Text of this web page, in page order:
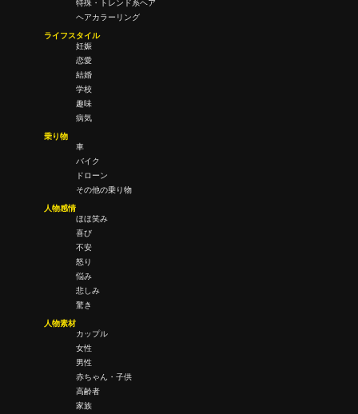
特殊・トレンド系ヘア
ヘアカラーリング
ライフスタイル
妊娠
恋愛
結婚
学校
趣味
病気
乗り物
車
バイク
ドローン
その他の乗り物
人物感情
ほほ笑み
喜び
不安
怒り
悩み
悲しみ
驚き
人物素材
カップル
女性
男性
赤ちゃん・子供
高齢者
家族